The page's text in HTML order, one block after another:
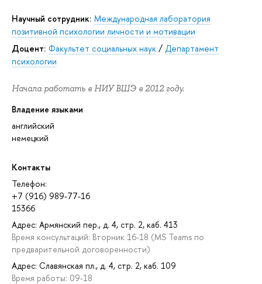
Научный сотрудник: Международная лаборатория
позитивной психологии личности и мотивации
Доцент: Факультет социальных наук / Департамент
психологии
Начала работать в НИУ ВШЭ в 2012 году.
Владение языками
английский
немецкий
Контакты
Телефон:
+7 (916) 989-77-16
15366
Адрес: Армянский пер., д. 4, стр. 2, каб. 413
Время консультаций: Вторник 16-18 (MS Teams по
предварительной договоренности)
Адрес: Славянская пл., д. 4, стр. 2, каб. 109
Время работы: 09-18